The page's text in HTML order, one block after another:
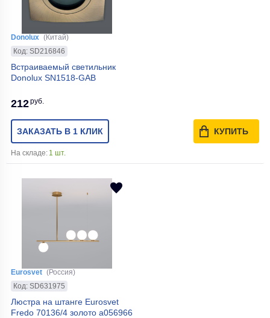
Donolux (Китай)
Код: SD216846
Встраиваемый светильник
Donolux SN1518-GAB
212руб.
ЗАКАЗАТЬ В 1 КЛИК КУПИТЬ
На складе: 1 шт.
Eurosvet (Россия)
Код: SD631975
Люстра на штанге Eurosvet
Fredo 70136/4 золото a056966